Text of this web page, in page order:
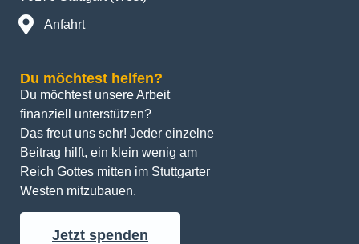
Du möchtest unsere Arbeit
finanziell unterstützen?
Das freut uns sehr! Jeder einzelne
Beitrag hilft, ein klein wenig am
Reich Gottes mitten im Stuttgarter
Westen mitzubauen.